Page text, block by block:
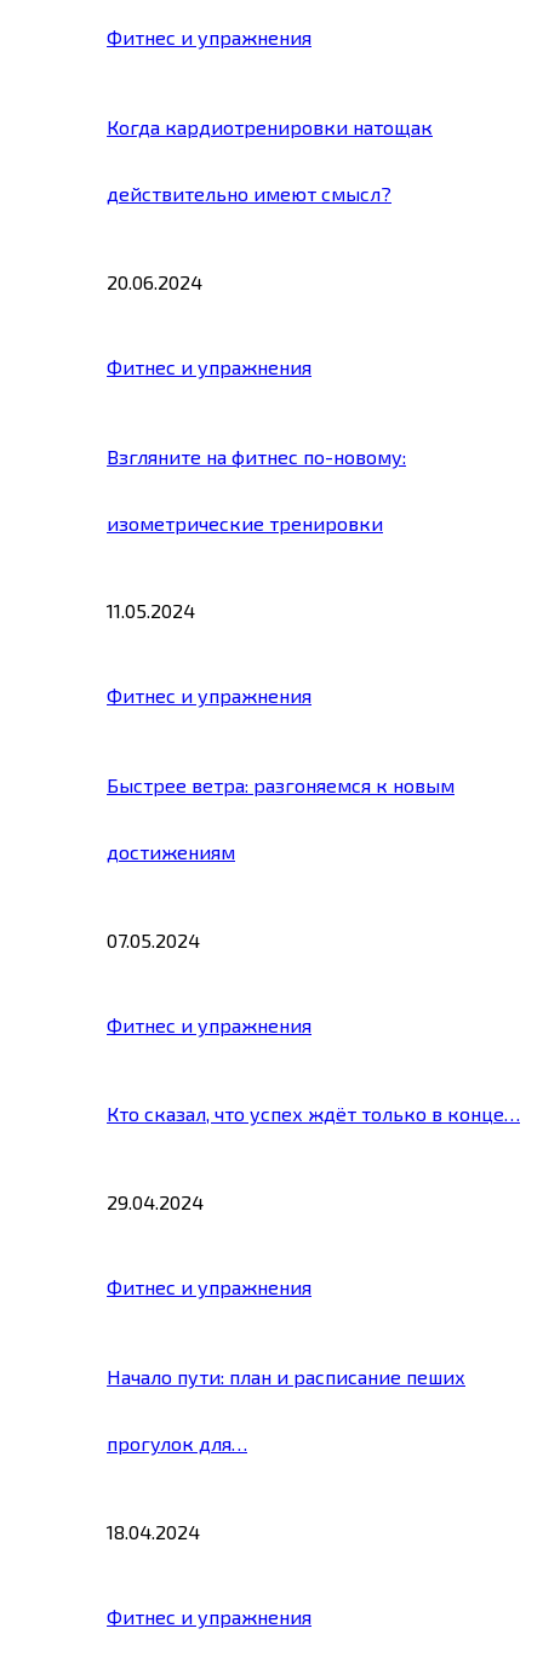
Фитнес и упражнения
Когда кардиотренировки натощак
действительно имеют смысл?
20.06.2024
Фитнес и упражнения
Взгляните на фитнес по-новому:
изометрические тренировки
11.05.2024
Фитнес и упражнения
Быстрее ветра: разгоняемся к новым
достижениям
07.05.2024
Фитнес и упражнения
Кто сказал, что успех ждёт только в конце…
29.04.2024
Фитнес и упражнения
Начало пути: план и расписание пеших
прогулок для…
18.04.2024
Фитнес и упражнения